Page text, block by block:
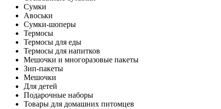
Сумки
Авоськи
Сумки-шоперы
Термосы
Термосы для еды
Термосы для напитков
Мешочки и многоразовые пакеты
Зип-пакеты
Мешочки
Для детей
Подарочные наборы
Товары для домашних питомцев